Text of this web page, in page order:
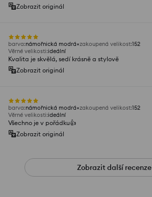
Zobrazit originál
barva:námořnická modrá zakoupená velikost:152
Věrné velikosti:ideální
Kvalita je skvělá, sedí krásně a stylově
Zobrazit originál
barva:námořnická modrá zakoupená velikost:152
Věrné velikosti:ideální
Všechno je v pořádku👍️
Zobrazit originál
Zobrazit další recenze